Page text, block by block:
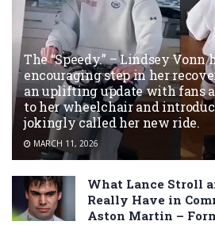
The “Speedy.” – Lindsey Vonn
encouraging step in her
an uplifting update with fans
to her wheelchair and
jokingly called her new ride.
MARCH 11, 2026
What Lance Stroll
Really Have in
Aston Martin –